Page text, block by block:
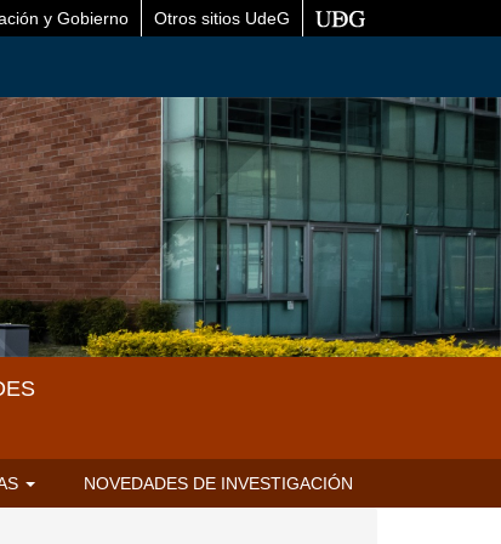
y Gobierno Otros sitios UdeG
NOVEDADES DE INVESTIGACIÓN